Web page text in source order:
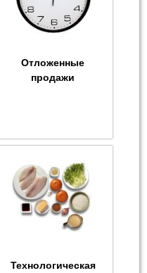
Отложенные
продажи
Технологическая